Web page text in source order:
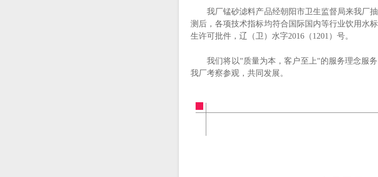
我厂锰砂滤料产品经朝阳市卫生监督局来我厂抽
测后，各项技术指标均符合国际国内等行业饮用水
生许可批件，辽（卫）水字2016（1201）号。
我们将以"质量为本，客户至上"的服务理念服务
我厂考察参观，共同发展。